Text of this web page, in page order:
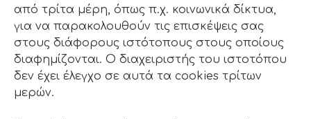
από τρίτα μέρη, όπως π.χ. κοινωνικά δίκτυα,
για να παρακολουθούν τις επισκέψεις σας
στους διάφορους ιστότοπους στους οποίους
διαφημίζονται. Ο διαχειριστής του ιστοτόπου
δεν έχει έλεγχο σε αυτά τα cookies τρίτων
μερών.